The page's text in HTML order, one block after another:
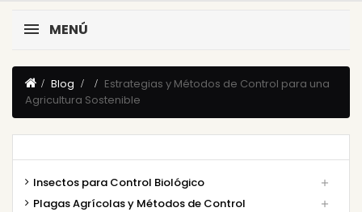
MENÚ
Blog
Estrategias y Métodos de Control para una
Agricultura Sostenible
Insectos para Control Biológico 
Plagas Agrícolas y Métodos de Control 